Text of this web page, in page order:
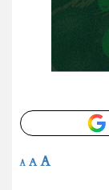
A A A